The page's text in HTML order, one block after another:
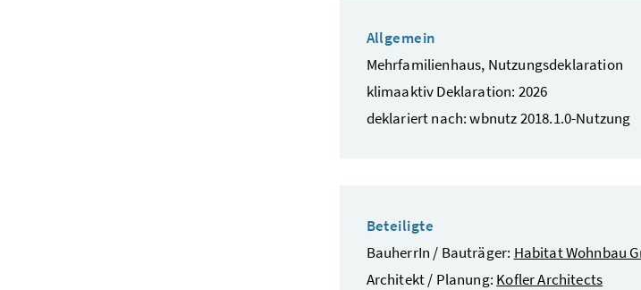
Allgemein
Mehrfamilienhaus, Nutzungsdeklaration
klimaaktiv Deklaration: 2026
deklariert nach: wbnutz 2018.1.0-Nutzung
Beteiligte
BauherrIn / Bauträger: Habitat Wohnbau
Architekt / Planung: Kofler Architects